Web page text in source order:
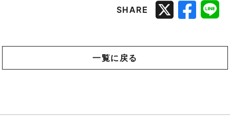
SHARE
一覧に戻る